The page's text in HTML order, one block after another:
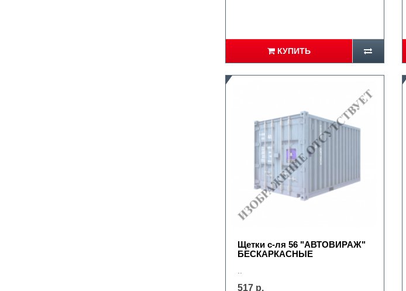
КУПИТЬ
Щетки с-ля 56 "АВТОВИРАЖ"
БЕСКАРКАСНЫЕ
517 р.